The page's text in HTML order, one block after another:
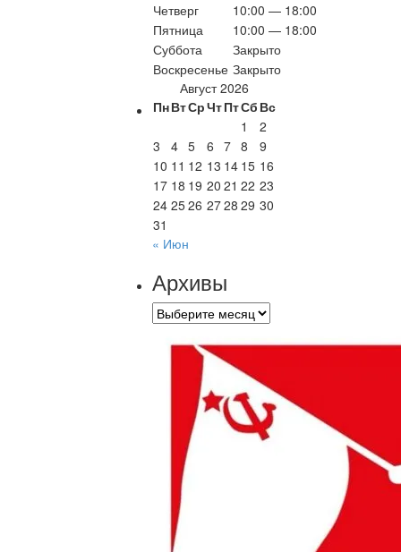
Четверг
10:00 — 18:00
Пятница
10:00 — 18:00
Суббота
Закрыто
Воскресенье Закрыто
Август 2026
ПнВтСрЧтПтСб Вс
1
2
3
4 5 6 7 8
9
10 11 12 13 14 15 16
17 18 19 20 21 22 23
24 2526 2728 29 30
31
« Июн
Архивы
Архивы